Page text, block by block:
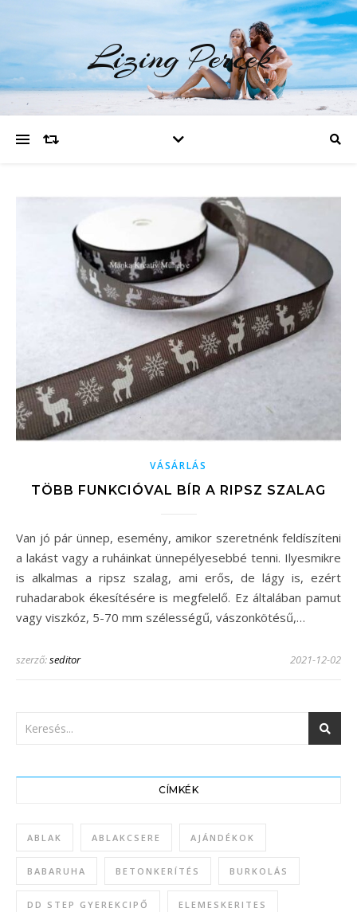
Lizing Percek
VÁSÁRLÁS
TÖBB FUNKCIÓVAL BÍR A RIPSZ SZALAG
Van jó pár ünnep, esemény, amikor szeretnénk feldíszíteni
a lakást vagy a ruháinkat ünnepélyesebbé tenni. Ilyesmikre
is alkalmas a ripsz szalag, ami erős, de lágy is, ezért
ruhadarabok ékesítésére is megfelelő. Ez általában pamut
vagy viszkóz, 5-70 mm szélességű, vászonkötésű,…
szerző:seditor 2021-12-02
CÍMKÉK
ABLAK ABLAKCSERE AJÁNDÉKOK
BABARUHA BETONKERÍTÉS BURKOLÁS
DD STEP GYEREKCIPŐ ELEMESKERITES